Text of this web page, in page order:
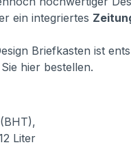
ein integriertes
Briefkasten ist
hier bestellen.
Liter